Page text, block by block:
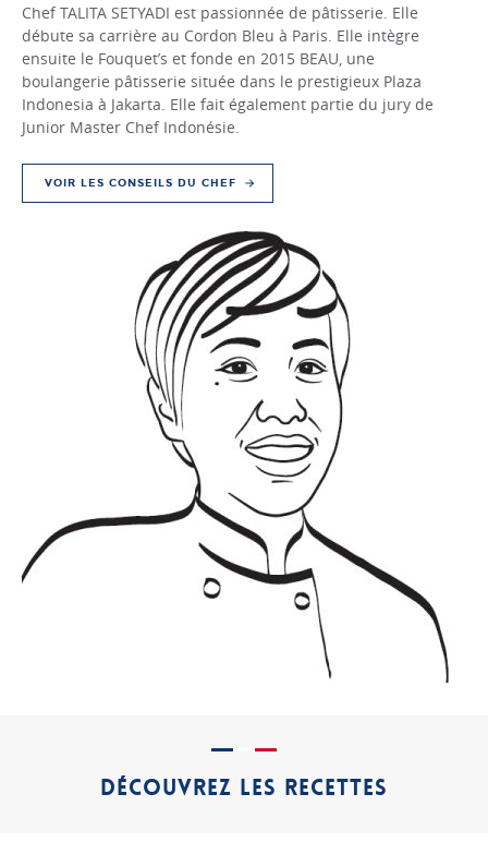
Chef TALITA SETYADI est passionnée de pâtisserie. Elle
débute sa carrière au Cordon Bleu à Paris. Elle intègre
ensuite le Fouquet’s et fonde en 2015 BEAU, une
boulangerie pâtisserie située dans le prestigieux Plaza
Indonesia à Jakarta. Elle fait également partie du jury de
Junior Master Chef Indonésie.
VOIR LES CONSEILS DU CHEF
DÉCOUVREZ LES RECETTES